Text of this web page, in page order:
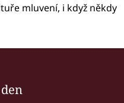
mluvení, i když někdy